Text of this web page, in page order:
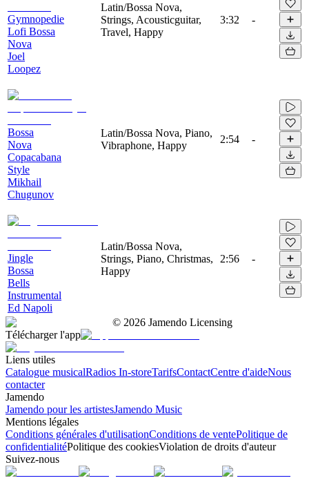
Gymnopedie
Lofi Bossa
Nova
Joel
Loopez
Latin/Bossa Nova,
Strings, Acousticguitar,
Travel, Happy
3:32 -
Bossa
Nova
Copacabana
Style
Mikhail
Chugunov
Latin/Bossa Nova, Piano,
Vibraphone, Happy
2:54 -
Jingle
Bossa
Bells
Instrumental
Ed Napoli
Latin/Bossa Nova,
Strings, Piano, Christmas,
Happy
2:56 -
© 2026 Jamendo Licensing
Télécharger l'app
Liens utiles
Catalogue musicalRadios In-storeTarifsContactCentre d'aideNous
contacter
Jamendo
Jamendo pour les artistesJamendo Music
Mentions légales
Conditions générales d'utilisationConditions de ventePolitique de
confidentialitéPolitique des cookiesViolation de droits d'auteur
Suivez-nous